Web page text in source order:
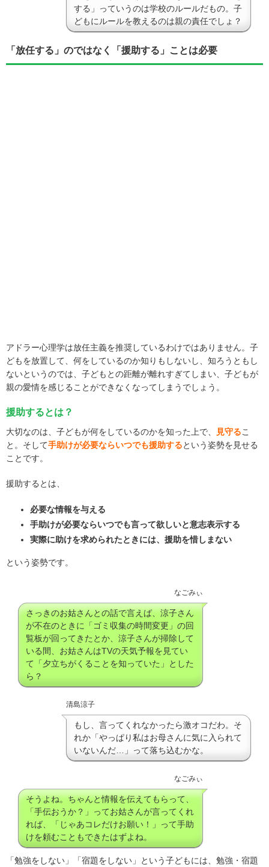
する」っていうのは学校のルールだもの。子
どもにルールを教えるのは親の責任でしょ？
「放任する」のではなく「援助する」ことは必要
アドラー心理学は放任主義を推奨しているわけではありません。子
どもを放置して、何をしているのか知りもしないし、知ろうともし
ないというのでは、子どもとの距離が離れすぎてしまい、子どもが
親の愛情を感じることができなくなってしまうでしょう。
援助するとは？
大切なのは、子どもが何をしているのかを知った上で、 見守るこ
と。そして手助けが必要ならいつでも援助するという姿勢を見せる
ことです。
援助するとは、
必要な情報を与える
手助けが必要ならいつでも言って欲しいと意志表示する
実際に助けを求められたときには、援助を惜しまない
という姿勢です。
なごみぃ
さっきのお姑さんとの話で言えば、涼子さん
が不在のときに「ゴミ収集の時間変更」の回
覧板が回ってきたとか、涼子さんが掃除して
いる間、お姑さんはTVの天気予報を見てい
て「夕立ちがくることを知っていた」とした
ら？
清島涼子
もし、言ってくれなかったら激オコだわ。そ
れか「やっぱり私はお母さんに気に入られて
いないんだ…」って落ち込むかな。
なごみぃ
そうよね。ちゃんと情報を伝えてもらって、
「手伝おうか？」ってお姑さんが言ってくれ
れば、「じゃあコレだけお願い！」って手助
けを頼むこともできたはずよね。
「勉強をしない」「宿題をしない」という子どもには、勉強・宿題